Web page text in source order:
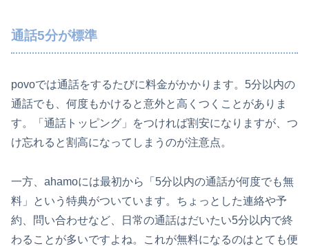
通話5分が標準
povoでは通話をするたびに料金がかかります。5分以内の
通話でも、何度もかけると意外と高くつくことがありま
す。「通話トッピング」をつければ割安になりますが、つ
け忘れると割高になってしまうのが注意点。
一方、ahamoには最初から「5分以内の通話が何度でも無
料」という特典がついています。ちょっとした連絡や予
約、問い合わせなど、日常の通話はだいたい5分以内で終
わることが多いですよね。これが無料になるのはとても便